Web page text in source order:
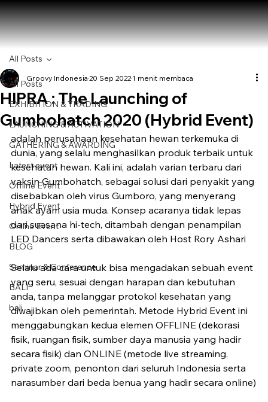
All Posts
EXHIBITION & TRADING
LAUNCHING & ACTIVATION
GATHERING & AWARDING
Latest event
Offline Event
Hybrid Event
Online Event
BLOG
Seminar & Conference
BALI
bali
All Posts
HIPRA : The Launching of
Gumbohatch 2020 (Hybrid Event)
Groovy Indonesia 20 Sep 2022 1 menit membaca
adalah perusahaan kesehatan hewan terkemuka di
dunia, yang selalu menghasilkan produk terbaik untuk
kesehatan hewan. Kali ini, adalah varian terbaru dari
vaksin Gumbohatch, sebagai solusi dari penyakit yang
disebabkan oleh virus Gumboro, yang menyerang
anak ayam usia muda. Konsep acaranya tidak lepas
dari suasana hi-tech, ditambah dengan penampilan
LED Dancers serta dibawakan oleh Host Rory Ashari
Selalu ada cara untuk bisa mengadakan sebuah event
yang seru, sesuai dengan harapan dan kebutuhan
anda, tanpa melanggar protokol kesehatan yang
diwajibkan oleh pemerintah. Metode Hybrid Event ini
menggabungkan kedua elemen OFFLINE (dekorasi
fisik, ruangan fisik, sumber daya manusia yang hadir
secara fisik) dan ONLINE (metode live streaming,
private zoom, penonton dari seluruh Indonesia serta
narasumber dari beda benua yang hadir secara online)